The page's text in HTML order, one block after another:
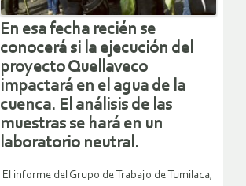
En esa fecha recién se
conocerá si la ejecución del
proyecto Quellaveco
impactará en el agua de la
cuenca. El análisis de las
muestras se hará en un
laboratorio neutral.
El informe del Grupo de Trabajo de Tumilaca,